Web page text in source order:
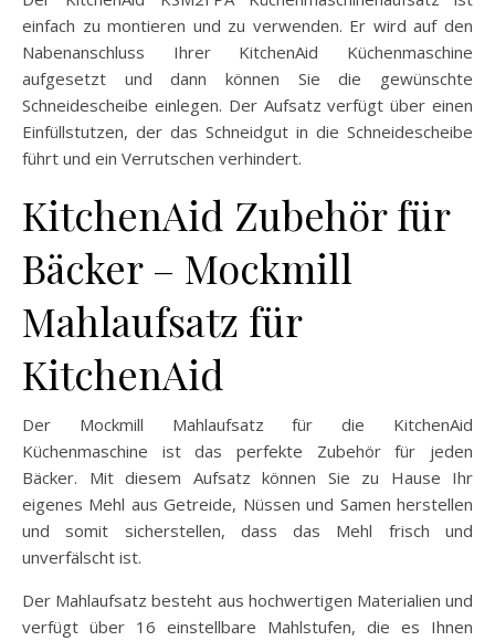
einfach zu montieren und zu verwenden. Er wird auf den
Nabenanschluss Ihrer KitchenAid Küchenmaschine
aufgesetzt und dann können Sie die gewünschte
Schneidescheibe einlegen. Der Aufsatz verfügt über einen
Einfüllstutzen, der das Schneidgut in die Schneidescheibe
führt und ein Verrutschen verhindert.
KitchenAid Zubehör für
Bäcker – Mockmill
Mahlaufsatz für
KitchenAid
Der Mockmill Mahlaufsatz für die KitchenAid
Küchenmaschine ist das perfekte Zubehör für jeden
Bäcker. Mit diesem Aufsatz können Sie zu Hause Ihr
eigenes Mehl aus Getreide, Nüssen und Samen herstellen
und somit sicherstellen, dass das Mehl frisch und
unverfälscht ist.
Der Mahlaufsatz besteht aus hochwertigen Materialien und
verfügt über 16 einstellbare Mahlstufen, die es Ihnen